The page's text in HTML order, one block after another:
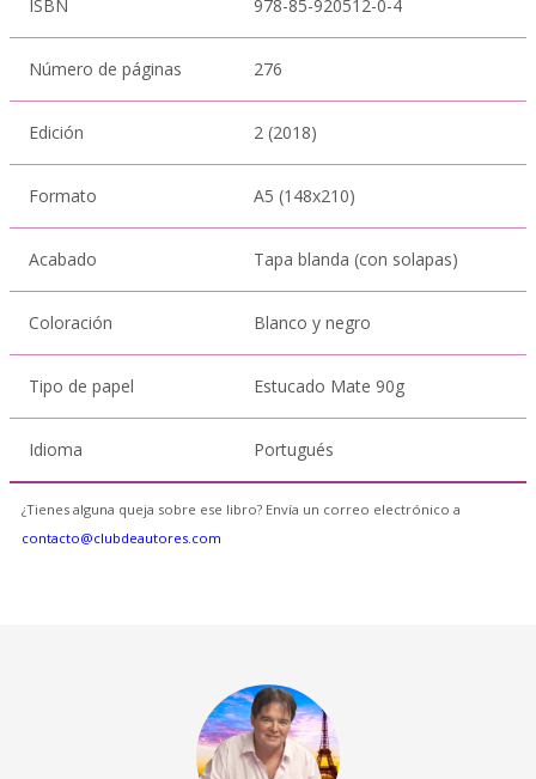
ISBN 978-85-920512-0-4
Número de páginas 276
Edición 2 (2018)
Formato A5 (148x210)
Acabado Tapa blanda (con solapas)
Coloración Blanco y negro
Tipo de papel Estucado Mate 90g
Idioma Portugués
¿Tienes alguna queja sobre ese libro? Envía un correo electrónico a
contacto@clubdeautores.com